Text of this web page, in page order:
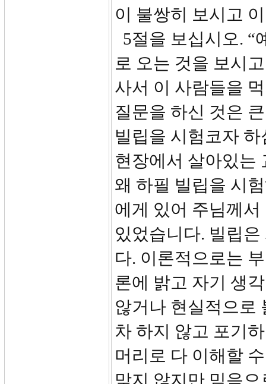
이 불쌍히 보시고
5절을 보십시오. “
로 오는 것을 보시
사서 이 사람들을
질문을 하신 것은
빌립을 시험코자
현장에서 살아있는
왜 하필 빌립을 시
에게 있어 주님께
있었습니다. 빌립
다. 이론적으로는
론에 밝고 자기 생
않거나 현실적으로
차 하지 않고 포기
머리로 다 이해할
맞지 않지만 믿음